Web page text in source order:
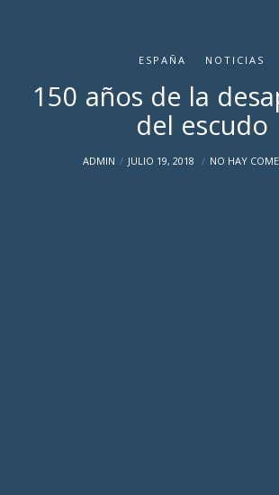
ESPAÑA NOTICIAS
150 años de la
del escudo
ADMIN JULIO 19, 2018 NO HAY